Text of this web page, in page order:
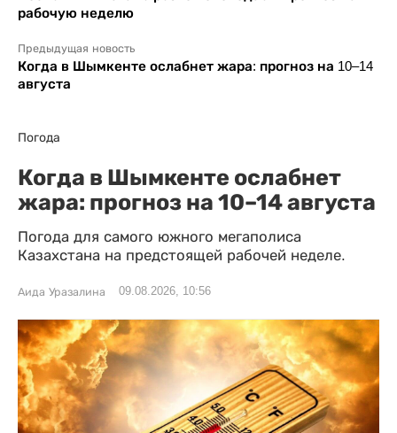
рабочую неделю
Предыдущая новость
Когда в Шымкенте ослабнет жара: прогноз на 10–14
августа
Погода
Когда в Шымкенте ослабнет
жара: прогноз на 10–14 августа
Погода для самого южного мегаполиса
Казахстана на предстоящей рабочей неделе.
Аида Уразалина 09.08.2026, 10:56